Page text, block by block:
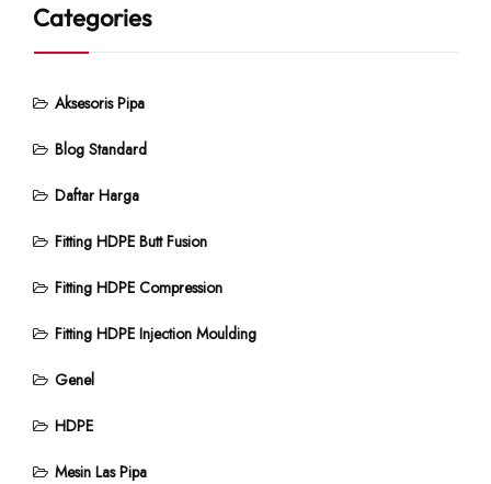
Categories
Aksesoris Pipa
Blog Standard
Daftar Harga
Fitting HDPE Butt Fusion
Fitting HDPE Compression
Fitting HDPE Injection Moulding
Genel
HDPE
Mesin Las Pipa